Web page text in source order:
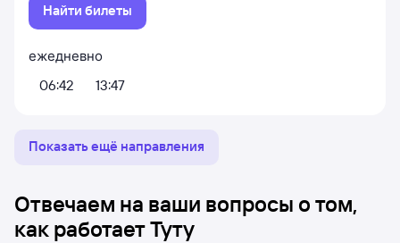
Найти билеты
ежедневно
06:42
13:47
Показать ещё направления
Отвечаем на ваши вопросы о том,
как работает Туту